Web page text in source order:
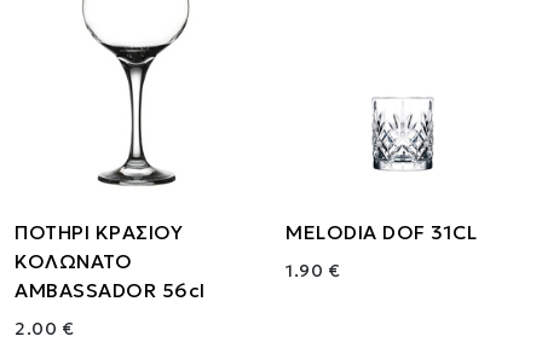
ΠΟΤΗΡΙ ΚΡΑΣΙΟΥ
ΚΟΛΩΝΑΤΟ
AMBASSADOR 56cl
2.00 €
MELODIA DOF 31CL
1.90 €